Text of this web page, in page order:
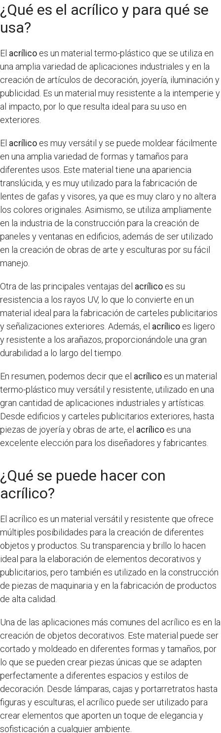
¿Qué es el acrílico y para qué se
usa?
El acrílico es un material termo-plástico que se utiliza en
una amplia variedad de aplicaciones industriales y en la
creación de artículos de decoración, joyería, iluminación y
publicidad. Es un material muy resistente a la intemperie y
al impacto, por lo que resulta ideal para su uso en
exteriores.
El acrílico es muy versátil y se puede moldear fácilmente
en una amplia variedad de formas y tamaños para
diferentes usos. Este material tiene una apariencia
translúcida, y es muy utilizado para la fabricación de
lentes de gafas y visores, ya que es muy claro y no altera
los colores originales. Asimismo, se utiliza ampliamente
en la industria de la construcción para la creación de
paneles y ventanas en edificios, además de ser utilizado
en la creación de obras de arte y esculturas por su fácil
manejo.
Otra de las principales ventajas del acrílico es su
resistencia a los rayos UV, lo que lo convierte en un
material ideal para la fabricación de carteles publicitarios
y señalizaciones exteriores. Además, el acrílico es ligero
y resistente a los arañazos, proporcionándole una gran
durabilidad a lo largo del tiempo.
En resumen, podemos decir que el acrílico es un material
termo-plástico muy versátil y resistente, utilizado en una
gran cantidad de aplicaciones industriales y artísticas.
Desde edificios y carteles publicitarios exteriores, hasta
piezas de joyería y obras de arte, el acrílico es una
excelente elección para los diseñadores y fabricantes.
¿Qué se puede hacer con
acrílico?
El acrílico es un material versátil y resistente que ofrece
múltiples posibilidades para la creación de diferentes
objetos y productos. Su transparencia y brillo lo hacen
ideal para la elaboración de elementos decorativos y
publicitarios, pero también es utilizado en la construcción
de piezas de maquinaria y en la fabricación de productos
de alta calidad.
Una de las aplicaciones más comunes del acrílico es en la
creación de objetos decorativos. Este material puede ser
cortado y moldeado en diferentes formas y tamaños, por
lo que se pueden crear piezas únicas que se adapten
perfectamente a diferentes espacios y estilos de
decoración. Desde lámparas, cajas y portarretratos hasta
figuras y esculturas, el acrílico puede ser utilizado para
crear elementos que aporten un toque de elegancia y
sofisticación a cualquier ambiente.